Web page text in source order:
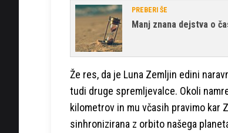
PREBERI ŠE
Manj znana dejstva o
Že res, da je Luna Zemljin edini
tudi druge spremljevalce. Okoli
kilometrov in mu včasih pravimo kar
sinhronizirana z orbito našega